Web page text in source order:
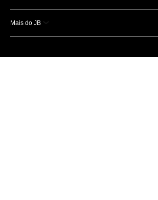
Mais do JB
Esportes